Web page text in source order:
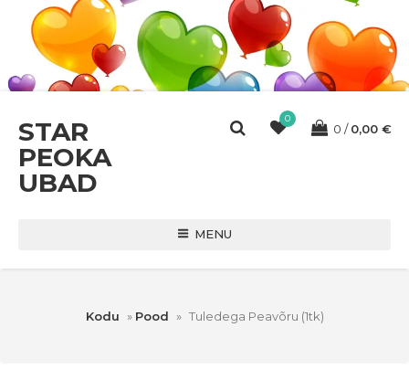
STAR
PEOKA
UBAD
0
0 0,00 €
MENU
Kodu » Pood » Tuledega Peavõru (1tk)